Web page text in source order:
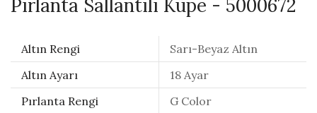
Pırlanta Sallantılı Küpe - 5000672
Altın Rengi
Sarı-Beyaz Altın
Altın Ayarı
18 Ayar
Pırlanta Rengi
G Color